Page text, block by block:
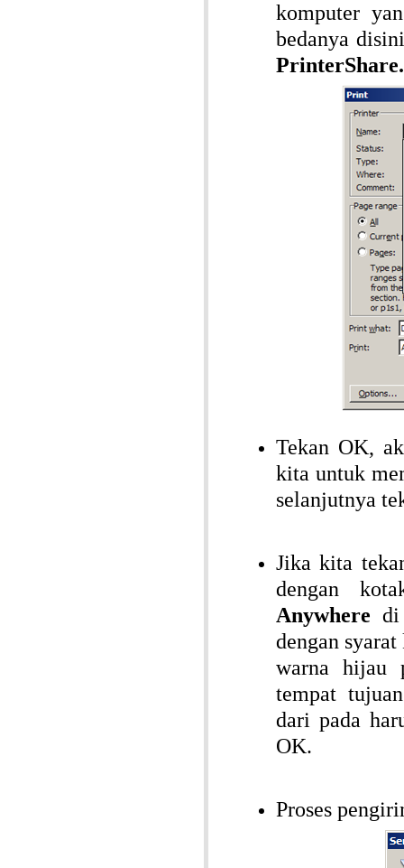
komputer
bedanya
PrinterShare.
Tekan OK,
kita untuk
selanjutnya
Jika kita
dengan
Anywhere di
dengan
warna hijau
tempat
dari pada
OK.
Proses